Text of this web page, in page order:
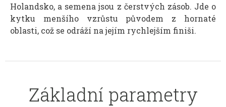
Holandsko, a semena jsou z čerstvých zásob. Jde o
kytku menšího vzrůstu původem z hornaté
oblasti, což se odráží na jejím rychlejším finiši.
Základní parametry